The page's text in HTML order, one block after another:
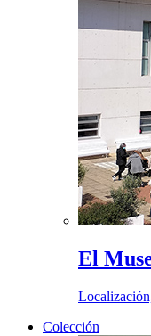
El
Colección